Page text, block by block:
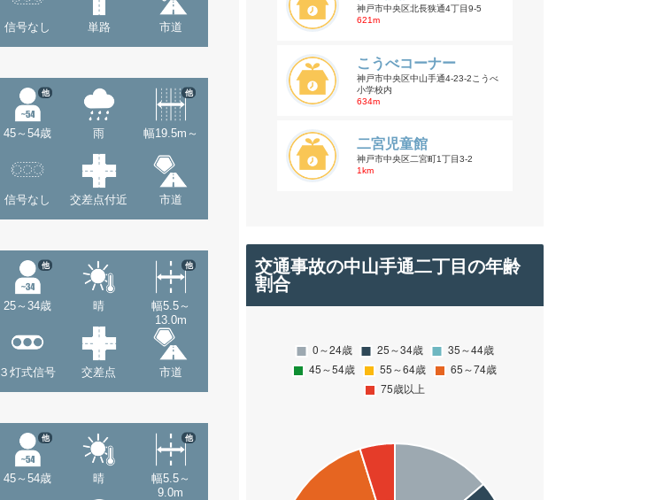
信号なし 単路 市道
45～54歳
他
雨 幅19.5m～
他
信号なし 交差点付近 市道
25～34歳
他
晴
幅5.5～
13.0m
他
３灯式信号 交差点 市道
45～54歳
他
晴
幅5.5～
9.0m
他
神戸市中央区北長狭通4丁目9-5
621m
こうべコーナー
神戸市中央区中山手通4-23-2こうべ
小学校内
634m
二宮児童館
神戸市中央区二宮町1丁目3-2
1km
交通事故の中山手通二丁目の年齢
割合